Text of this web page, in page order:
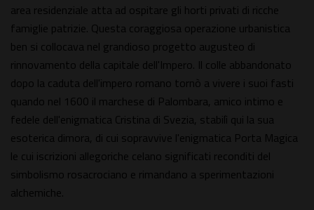
area residenziale atta ad ospitare gli horti privati di ricche
famiglie patrizie. Questa coraggiosa operazione urbanistica
ben si collocava nel grandioso progetto augusteo di
rinnovamento della capitale dell'Impero. Il colle abbandonato
dopo la caduta dell'impero romano tornò a vivere i suoi fasti
quando nel 1600 il marchese di Palombara, amico intimo e
fedele dell'enigmatica Cristina di Svezia, stabilì qui la sua
esoterica dimora, di cui sopravvive l'enigmatica Porta Magica
le cui iscrizioni allegoriche celano significati reconditi del
simbolismo rosacrociano e rimandano a sperimentazioni
alchemiche.